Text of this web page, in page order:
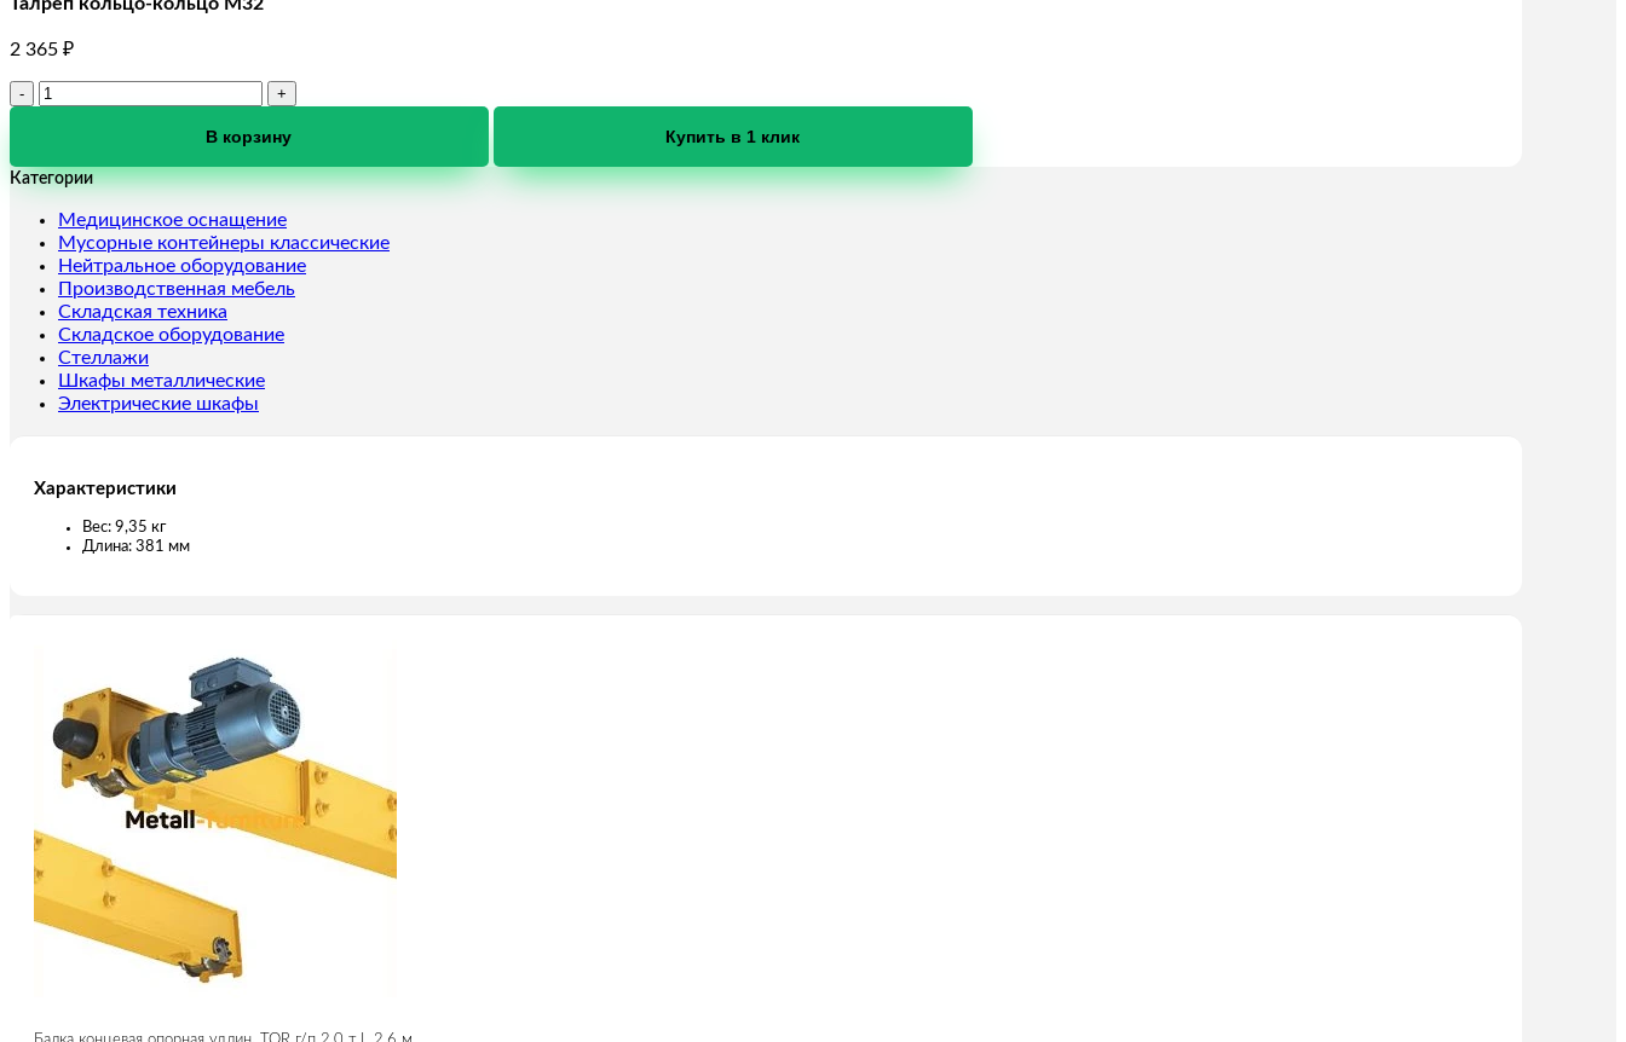
2 365 ₽
Количество
кольцо
В корзину Купить в 1 клик
Категории
Медицинское оснащение
Мусорные контейнеры классические
Нейтральное оборудование
Производственная мебель
Складская техника
Складское оборудование
Стеллажи
Шкафы металлические
Электрические шкафы
Характеристики
Вес: 9,35 кг
Длина: 381 мм